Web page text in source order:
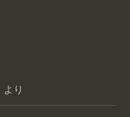
より